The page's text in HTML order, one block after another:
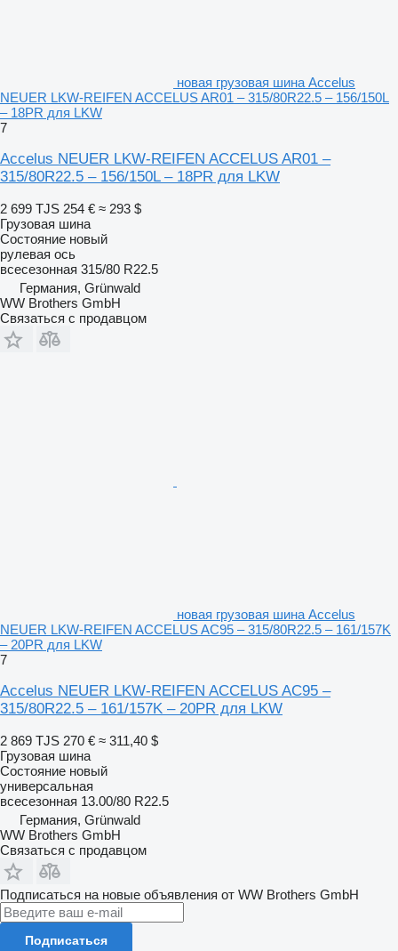
новая грузовая шина Accelus
NEUER LKW-REIFEN ACCELUS AR01 – 315/80R22.5 – 156/150L
– 18PR для LKW
7
Accelus NEUER LKW-REIFEN ACCELUS AR01 –
315/80R22.5 – 156/150L – 18PR для LKW
2 699 TJS 254 € ≈ 293 $
Грузовая шина
Состояние новый
рулевая ось
всесезонная 315/80 R22.5
Германия, Grünwald
WW Brothers GmbH
Связаться с продавцом
новая грузовая шина Accelus
NEUER LKW-REIFEN ACCELUS AC95 – 315/80R22.5 – 161/157K
– 20PR для LKW
7
Accelus NEUER LKW-REIFEN ACCELUS AC95 –
315/80R22.5 – 161/157K – 20PR для LKW
2 869 TJS 270 € ≈ 311,40 $
Грузовая шина
Состояние новый
универсальная
всесезонная 13.00/80 R22.5
Германия, Grünwald
WW Brothers GmbH
Связаться с продавцом
Подписаться на новые объявления от WW Brothers GmbH
Подписаться